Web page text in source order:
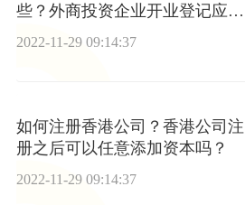
些？外商投资企业开业登记应提
交的申报材料
2022-11-29 09:14:37
如何注册香港公司？香港公司注
册之后可以任意添加资本吗？
2022-11-29 09:14:37